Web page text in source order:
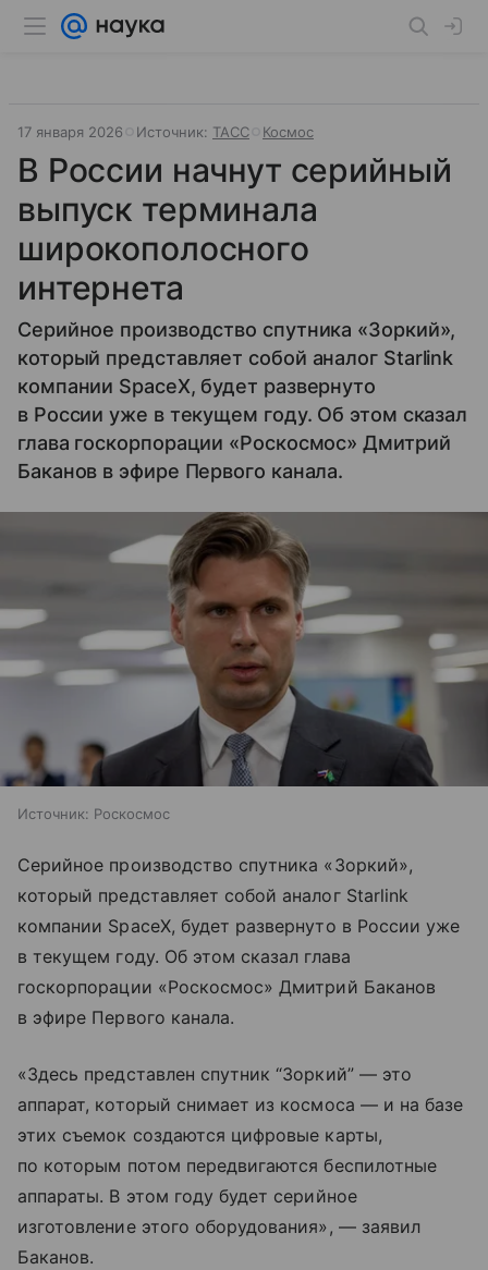
17 января 2026 Источник: ТАСС Космос
В России начнут серийный
выпуск терминала
широкополосного
интернета
Серийное производство спутника «Зоркий»,
который представляет собой аналог Starlink
компании SpaceX, будет развернуто
в России уже в текущем году. Об этом сказал
глава госкорпорации «Роскосмос» Дмитрий
Баканов в эфире Первого канала.
Источник: Роскосмос
Серийное производство спутника «Зоркий»,
который представляет собой аналог Starlink
компании SpaceX, будет развернуто в России уже
в текущем году. Об этом сказал глава
госкорпорации «Роскосмос» Дмитрий Баканов
в эфире Первого канала.
«Здесь представлен спутник “Зоркий” — это
аппарат, который снимает из космоса — и на базе
этих съемок создаются цифровые карты,
по которым потом передвигаются беспилотные
аппараты. В этом году будет серийное
изготовление этого оборудования», — заявил
Баканов.